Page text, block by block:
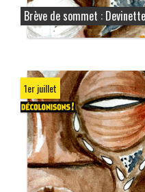
Brève de sommet : Devinette
1er juillet